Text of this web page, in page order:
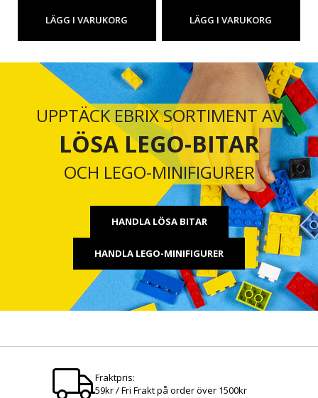
LÄGG I VARUKORG LÄGG I VARUKORG
UPPTÄCK EBRIX SORTIMENT AV
LÖSA LEGO-BITAR
OCH LEGO-MINIFIGURER
HANDLA LÖSA BITAR
HANDLA LEGO-MINIFIGURER
Fraktpris:
59kr / Fri Frakt på order över 1500kr